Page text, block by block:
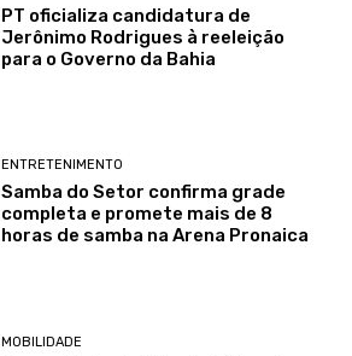
PT oficializa candidatura de
Jerônimo Rodrigues à reeleição
para o Governo da Bahia
ENTRETENIMENTO
Samba do Setor confirma grade
completa e promete mais de 8
horas de samba na Arena Pronaica
MOBILIDADE